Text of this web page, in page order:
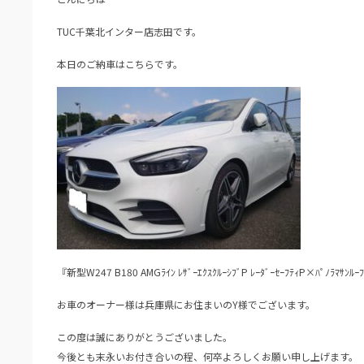
TUC千葉北インター店志田です。
本日のご納車はこちらです。
『新型W247 B180 AMGﾗｲﾝ ﾚｻﾞｰｴｸｽｸﾙｰｼﾌﾞP ﾚｰﾀﾞｰｾｰﾌﾃｨP×ﾊﾟﾉﾗﾏｻﾝﾙｰ
お車のオーナー様は兵庫県にお住まいのY様でございます。
この度は誠にありがとうございました。
今後とも末永いお付き合いの程、何卒よろしくお願い申し上げます。